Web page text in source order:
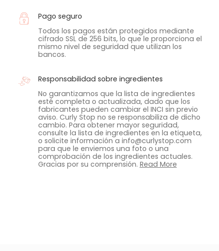
Pago seguro
Todos los pagos están protegidos mediante
cifrado SSL de 256 bits, lo que le proporciona el
mismo nivel de seguridad que utilizan los
bancos.
Responsabilidad sobre ingredientes
No garantizamos que la lista de ingredientes
esté completa o actualizada, dado que los
fabricantes pueden cambiar el INCI sin previo
aviso. Curly Stop no se responsabiliza de dicho
cambio. Para obtener mayor seguridad,
consulte la lista de ingredientes en la etiqueta,
o solicite información a info@curlystop.com
para que le enviemos una foto o una
comprobación de los ingredientes actuales.
Gracias por su comprensión. Read More